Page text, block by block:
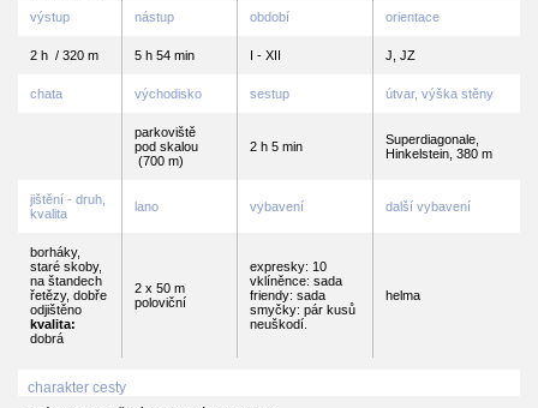
výstup nástup období orientace
2 h / 320 m 5 h 54 min I - XII J, JZ
chata východisko sestup útvar, výška stěny
parkoviště
pod skalou
(700 m)
2 h 5 min
Superdiagonale,
Hinkelstein, 380 m
jištění - druh,
kvalita
lano vybavení další vybavení
borháky,
staré skoby,
na štandech
řetězy, dobře
odjištěno
kvalita:
dobrá
2 x 50 m
poloviční
expresky: 10
vklíněnce: sada
friendy: sada
smyčky: pár kusů
neuškodí.
helma
charakter cesty